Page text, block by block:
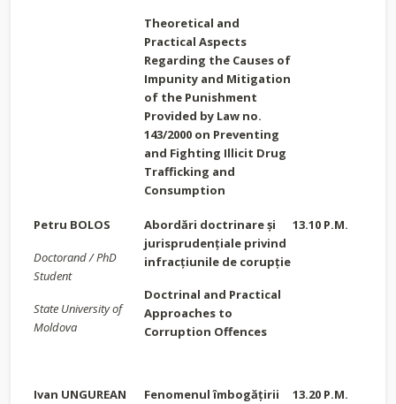
Theoretical and
Practical Aspects
Regarding the Causes of
Impunity and Mitigation
of the Punishment
Provided by Law no.
143/2000 on Preventing
and Fighting Illicit Drug
Trafficking and
Consumption
Petru BOLOS
Doctorand / PhD
Student
State University of
Moldova
Abordări doctrinare și
jurisprudențiale privind
infracțiunile de corupție
Doctrinal and Practical
Approaches to
Corruption Offences
13.10 P.M.
Ivan UNGUREAN
Fenomenul îmbogățirii
13.20 P.M.